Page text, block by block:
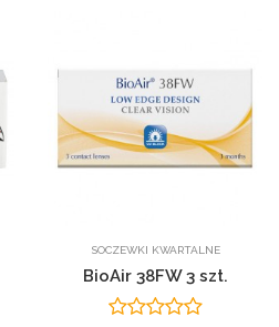
SOCZEWKI KWARTALNE
BioAir 38FW 3 szt.